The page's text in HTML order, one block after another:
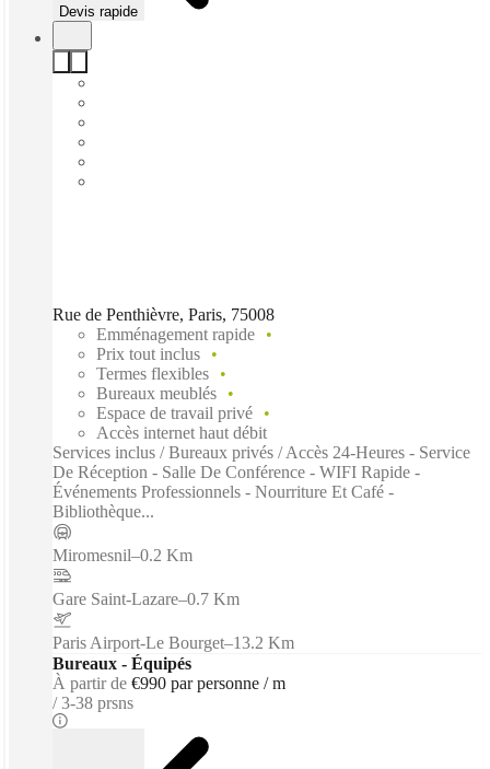
Devis rapide
Rue de Penthièvre, Paris, 75008
Emménagement rapide
Prix tout inclus
Termes flexibles
Bureaux meublés
Espace de travail privé
Accès internet haut débit
Services inclus / Bureaux privés / Accès 24-Heures - Service
De Réception - Salle De Conférence - WIFI Rapide -
Événements Professionnels - Nourriture Et Café -
Bibliothèque...
Miromesnil–0.2 Km
Gare Saint-Lazare–0.7 Km
Paris Airport-Le Bourget–13.2 Km
Bureaux - Équipés
À partir de €990 par personne / m
3-38 prsns